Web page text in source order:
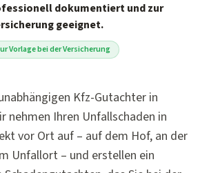
dokumentiert und zur
geeignet.
Vorlage bei der Versicherung
Kfz-Gutachter in
nehmen Ihren Unfallschaden in
vor Ort auf – auf dem Hof, an der
Unfallort – und erstellen ein